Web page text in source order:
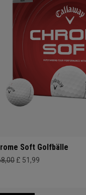
Soft Golfbälle
£ 51,99